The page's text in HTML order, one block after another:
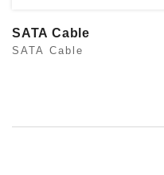
SATA Cable
SATA Cable